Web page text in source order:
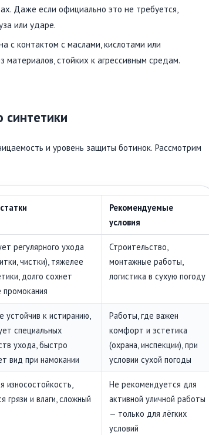
Даже если официально это не требуется,
или ударе.
с контактом с маслами, кислотами или
стойких к агрессивным средам.
и уровень защиты ботинок. Рассмотрим
Рекомендуемые
условия
регулярного ухода
чистки), тяжелее
долго сохнет
промокания
Строительство,
монтажные работы,
логистика в сухую погоду
устойчив к истиранию,
специальных
ухода, быстро
вид при намокании
Работы, где важен
комфорт и эстетика
(охрана, инспекции), при
условии сухой погоды
износостойкость,
грязи и влаги, сложный
Не рекомендуется для
активной уличной работы
— только для лёгких
условий